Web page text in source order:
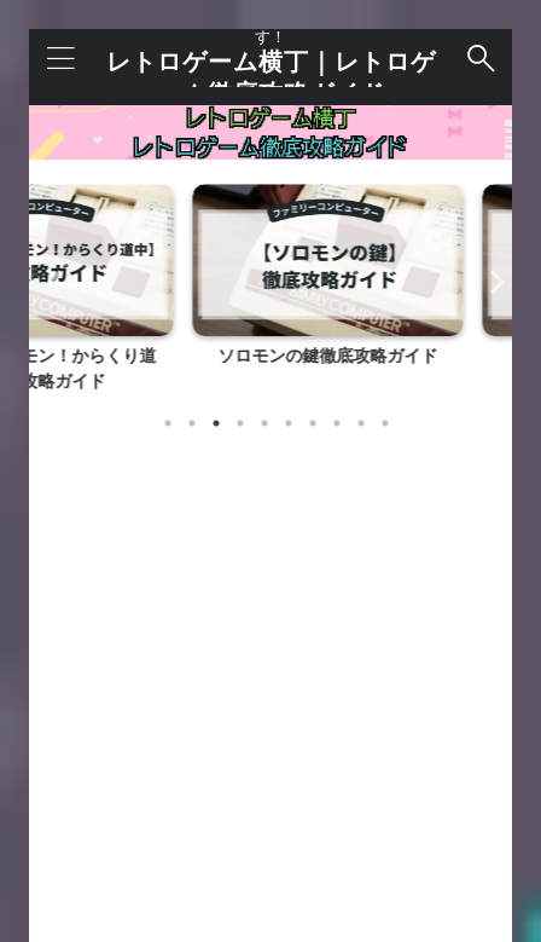
す！
レトロゲーム横丁｜レトロゲ
ーム徹底攻略ガイド
からくり道
イド
ソロモンの鍵徹底攻略ガイド